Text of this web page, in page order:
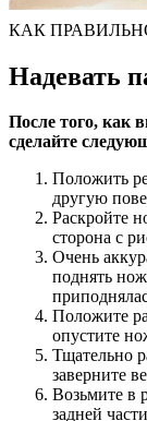
КАК
Надевать
После того, как
сделайте
Положить
другую
Раскройте
сторона с
Очень
поднять
Положите
опустите
Тщательно
заверните
Возьмите в
задней